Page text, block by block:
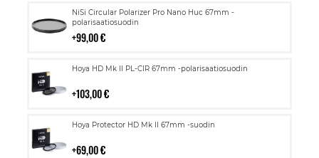
NiSi Circular Polarizer Pro Nano Huc 67mm -
polarisaatiosuodin
99,00 €
Lisää
ostoskoriin
Hoya HD Mk II PL-CIR 67mm -polarisaatiosuodin
103,00 €
Lisää
Hoya Protector HD Mk II 67mm -suodin
69,00 €
Lisää